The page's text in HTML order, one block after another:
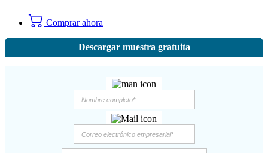
Comprar ahora
Descargar muestra gratuita